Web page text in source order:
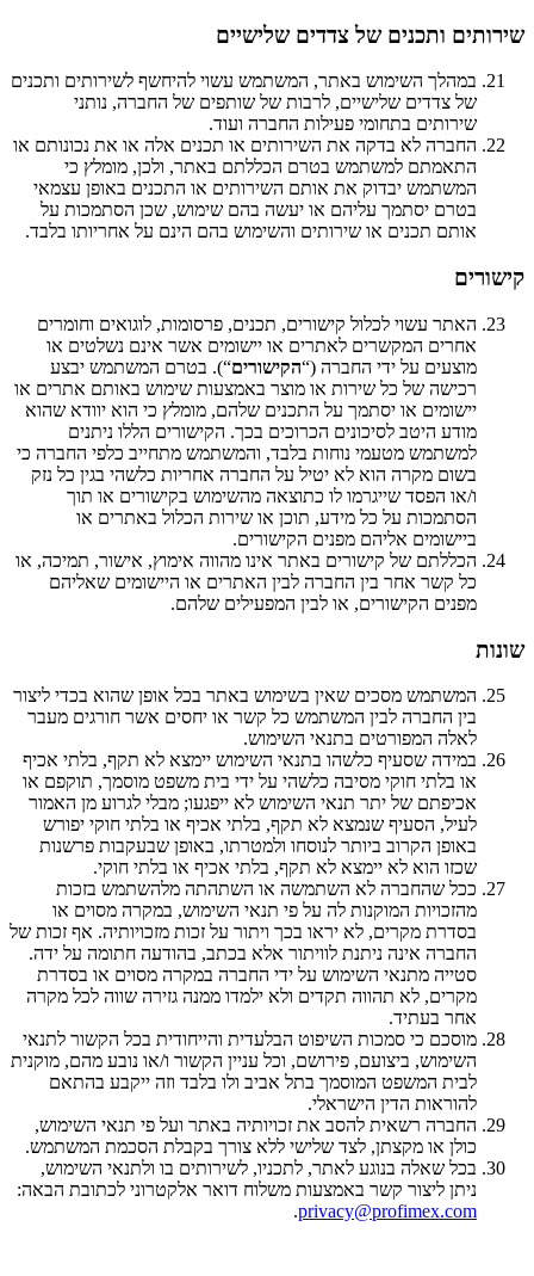
שירותים ותכנים של צדדים שלישיים
במהלך השימוש באתר, המשתמש עשוי להיחשף לשירותים ותכנים
של צדדים שלישיים, לרבות של שותפים של החברה, נותני
שירותים בתחומי פעילות החברה ועוד.
החברה לא בדקה את השירותים או תכנים אלה או את נכונותם או
התאמתם למשתמש בטרם הכללתם באתר, ולכן, מומלץ כי
המשתמש יבדוק את אותם השירותים או התכנים באופן עצמאי
בטרם יסתמך עליהם או יעשה בהם שימוש, שכן הסתמכות על
אותם תכנים או שירותים והשימוש בהם הינם על אחריותו בלבד.
קישורים
האתר עשוי לכלול קישורים, תכנים, פרסומות, לוגואים וחומרים
אחרים המקשרים לאתרים או יישומים אשר אינם נשלטים או
מוצעים על ידי החברה (“הקישורים“). בטרם המשתמש יבצע
רכישה של כל שירות או מוצר באמצעות שימוש באותם אתרים או
יישומים או יסתמך על התכנים שלהם, מומלץ כי הוא יוודא שהוא
מודע היטב לסיכונים הכרוכים בכך. הקישורים הללו ניתנים
למשתמש מטעמי נוחות בלבד, והמשתמש מתחייב כלפי החברה כי
בשום מקרה הוא לא יטיל על החברה אחריות כלשהי בגין כל נזק
ו/או הפסד שייגרמו לו כתוצאה מהשימוש בקישורים או תוך
הסתמכות על כל מידע, תוכן או שירות הכלול באתרים או
ביישומים אליהם מפנים הקישורים.
הכללתם של קישורים באתר אינו מהווה אימוץ, אישור, תמיכה, או
כל קשר אחר בין החברה לבין האתרים או היישומים שאליהם
מפנים הקישורים, או לבין המפעילים שלהם.
שונות
המשתמש מסכים שאין בשימוש באתר בכל אופן שהוא בכדי ליצור
בין החברה לבין המשתמש כל קשר או יחסים אשר חורגים מעבר
לאלה המפורטים בתנאי השימוש.
במידה שסעיף כלשהו בתנאי השימוש יימצא לא תקף, בלתי אכיף
או בלתי חוקי מסיבה כלשהי על ידי בית משפט מוסמך, תוקפם או
אכיפתם של יתר תנאי השימוש לא ייפגעו; מבלי לגרוע מן האמור
לעיל, הסעיף שנמצא לא תקף, בלתי אכיף או בלתי חוקי יפורש
באופן הקרוב ביותר לנוסחו ולמטרתו, באופן שבעקבות פרשנות
שכזו הוא לא יימצא לא תקף, בלתי אכיף או בלתי חוקי.
ככל שהחברה לא השתמשה או השתהתה מלהשתמש בזכות
מהזכויות המוקנות לה על פי תנאי השימוש, במקרה מסוים או
בסדרת מקרים, לא יראו בכך ויתור על זכות מזכויותיה. אף זכות של
החברה אינה ניתנת לוויתור אלא בכתב, בהודעה חתומה על ידה.
סטייה מתנאי השימוש על ידי החברה במקרה מסוים או בסדרת
מקרים, לא תהווה תקדים ולא ילמדו ממנה גזירה שווה לכל מקרה
אחר בעתיד.
מוסכם כי סמכות השיפוט הבלעדית והייחודית בכל הקשור לתנאי
השימוש, ביצועם, פירושם, וכל עניין הקשור ו/או נובע מהם, מוקנית
לבית המשפט המוסמך בתל אביב ולו בלבד וזה ייקבע בהתאם
להוראות הדין הישראלי.
החברה רשאית להסב את זכויותיה באתר ועל פי תנאי השימוש,
כולן או מקצתן, לצד שלישי ללא צורך בקבלת הסכמת המשתמש.
בכל שאלה בנוגע לאתר, לתכניו, לשירותים בו ולתנאי השימוש,
ניתן ליצור קשר באמצעות משלוח דואר אלקטרוני לכתובת הבאה:
privacy@profimex.com
.